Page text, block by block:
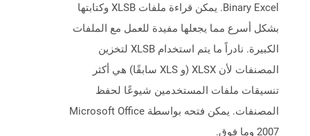
Binary Excel. يمكن قراءة ملفات XLSB وكتابتها
بشكل أسرع مما يجعلها مفيدة للعمل مع الملفات
الكبيرة. نادراً ما يتم استخدام XLSB لتخزين
المصنفات لأن XLSX (و XLS سابقًا) هي أكثر
تنسيقات ملفات المستخدمين شيوعًا لحفظ
المصنفات. يمكن فتحه بواسطة Microsoft Office
2007 وما فوق.